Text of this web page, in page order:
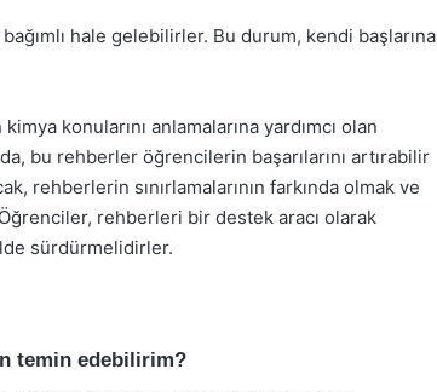
hale gelebilirler. Bu durum, kendi başlarına
konularını anlamalarına yardımcı olan
bu rehberler öğrencilerin başarılarını artırabilir
rehberlerin sınırlamalarının farkında olmak ve
rehberleri bir destek aracı olarak
sürdürmelidirler.
temin edebilirim?